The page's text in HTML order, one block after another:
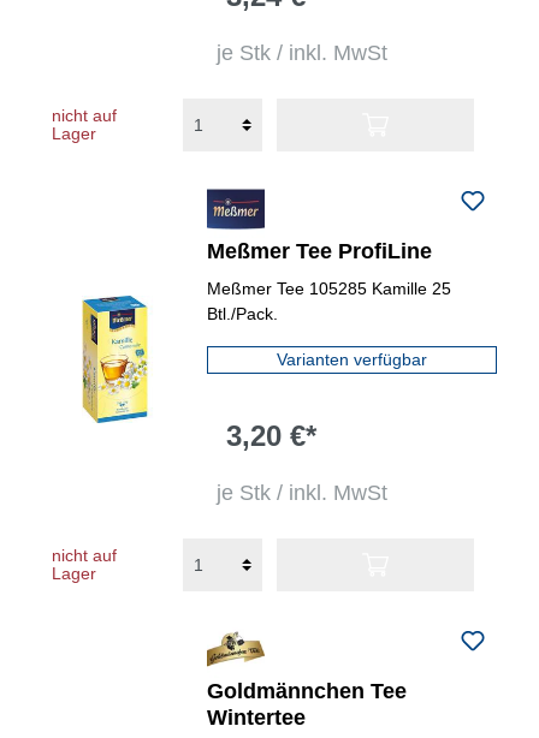
je Stk / inkl. MwSt
nicht auf
Lager
Meßmer Tee ProfiLine
Meßmer Tee 105285 Kamille 25
Btl./Pack.
Varianten verfügbar
3,20 €*
je Stk / inkl. MwSt
nicht auf
Lager
Goldmännchen Tee
Wintertee